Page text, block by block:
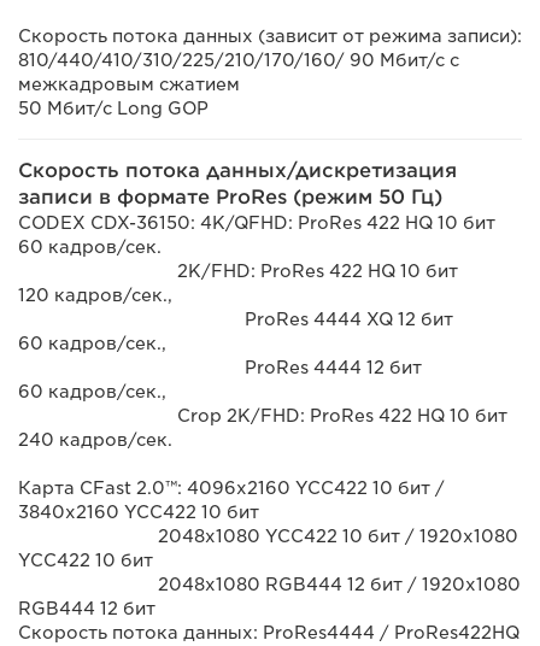
Скорость потока данных (зависит от режима записи):
810/440/410/310/225/210/170/160/ 90 Мбит/с с
межкадровым сжатием
50 Мбит/с Long GOP
Скорость потока данных/дискретизация
записи в формате ProRes (режим 50 Гц)
CODEX CDX-36150: 4K/QFHD: ProRes 422 HQ 10 бит
60 кадров/сек.
2K/FHD: ProRes 422 HQ 10 бит
120 кадров/сек.,
ProRes 4444 XQ 12 бит
60 кадров/сек.,
ProRes 4444 12 бит
60 кадров/сек.,
Crop 2K/FHD: ProRes 422 HQ 10 бит
240 кадров/сек.
Карта CFast 2.0™: 4096x2160 YCC422 10 бит /
3840x2160 YCC422 10 бит
2048x1080 YCC422 10 бит / 1920x1080
YCC422 10 бит
2048x1080 RGB444 12 бит / 1920x1080
RGB444 12 бит
Скорость потока данных: ProRes4444 / ProRes422HQ